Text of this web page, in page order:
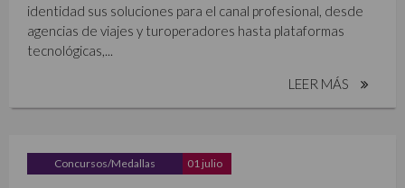
identidad sus soluciones para el canal profesional, desde
agencias de viajes y turoperadores hasta plataformas
tecnológicas,...
LEER MÁS
Concursos/Medallas 01 julio